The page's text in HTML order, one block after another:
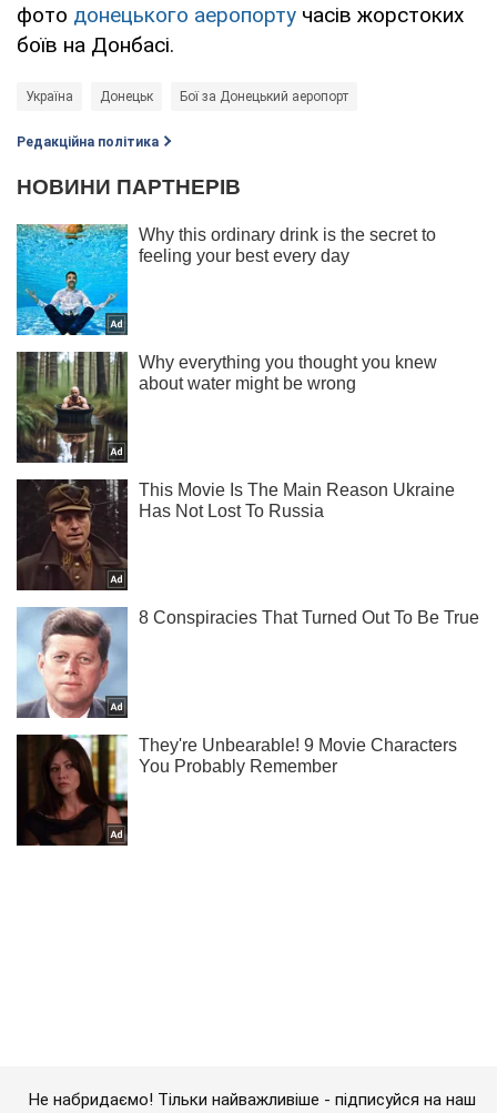
фото донецького аеропорту часів жорстоких
боїв на Донбасі.
Україна Донецьк Бої за Донецький аеропорт
Редакційна політика
Важливе